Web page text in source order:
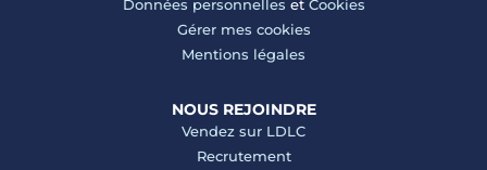
Données personnelles et Cookies
Gérer mes cookies
Mentions légales
NOUS REJOINDRE
Vendez sur LDLC
Recrutement